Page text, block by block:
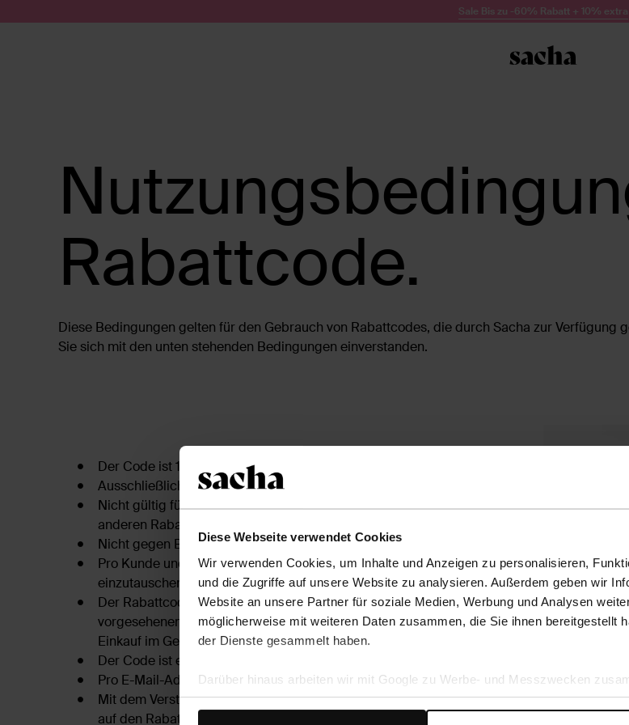
Diese Webseite verwendet Cookies
Wir verwenden Cookies, um Inhalte und Anzeigen zu personalisieren,
und die Zugriffe auf unsere Website zu analysieren. Außerdem geben wir
Website an unsere Partner für soziale Medien, Werbung und Analysen
möglicherweise mit weiteren Daten zusammen, die Sie ihnen bereitgestellt
der Dienste gesammelt haben.
Darüber hinaus arbeiten wir mit Google zu Werbe- und Messzwecken
Google Ihre personenbezogenen Daten verwendet, finden Sie auf derSeite
Sale Bis zu -60% Rabatt + 10% extra
Rabattcode.
Diese Bedingungen gelten für den Gebrauch von Rabattcodes, die durch Sacha zur
Sie sich mit den unten stehenden Bedingungen einverstanden.
Der Code ist 1 Monat gültig.
Ausschließlich gültig ab einem Mindesteinkaufswert von 39,95 €.
Nicht gültig für reduzierte Ware und/oder in Kombination mit
anderen Rabattaktionen.
Nicht gegen Bargeld einzutauschen.
Pro Kunde und Bestellung ist maximal ein Rabattcode
einzutauschen.
Der Rabattcode muss während des Bestellvorgangs im dafür
vorgesehenen Feld im Warenkorb eingegeben werden. Beim
Einkauf im Geschäft muss der Barcode vorgezeigt werden.
Der Code ist einmalig gültig.
Pro E-Mail-Adresse wird 1 Rabattcode ausgegeben.
Mit dem Verstreichen der Gültigkeitsfrist verfällt auch der Anspruch
auf den Rabatt.